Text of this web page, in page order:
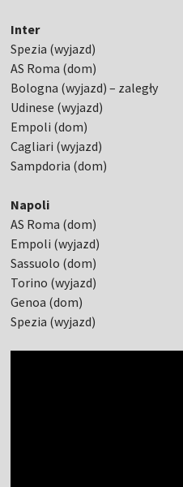
Inter
Spezia (wyjazd)
AS Roma (dom)
Bologna (wyjazd) – zaległy
Udinese (wyjazd)
Empoli (dom)
Cagliari (wyjazd)
Sampdoria (dom)
Napoli
AS Roma (dom)
Empoli (wyjazd)
Sassuolo (dom)
Torino (wyjazd)
Genoa (dom)
Spezia (wyjazd)